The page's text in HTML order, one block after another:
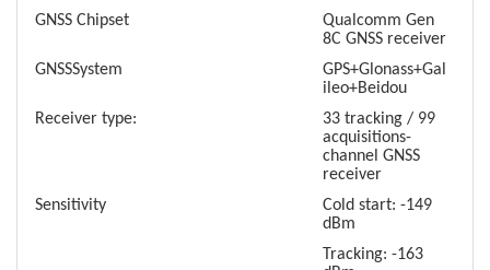
GNSS Chipset
Qualcomm Gen
8C GNSS receiver
GNSSSystem
GPS+Glonass+Gal
ileo+Beidou
Receiver type:
33 tracking / 99
acquisitions-
channel GNSS
receiver
Sensitivity
Cold start: -149
dBm
Tracking: -163